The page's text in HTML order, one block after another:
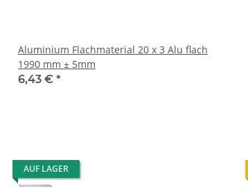
Aluminium Flachmaterial 20 x 3 Alu flach
1990 mm ± 5mm
6,43 € *
AUF LAGER